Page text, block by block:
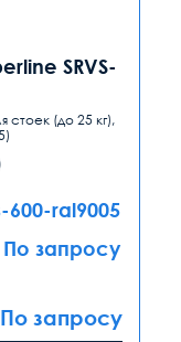
SRVS-
стоек (до 25 кг),
600-ral9005
По запросу
По запросу